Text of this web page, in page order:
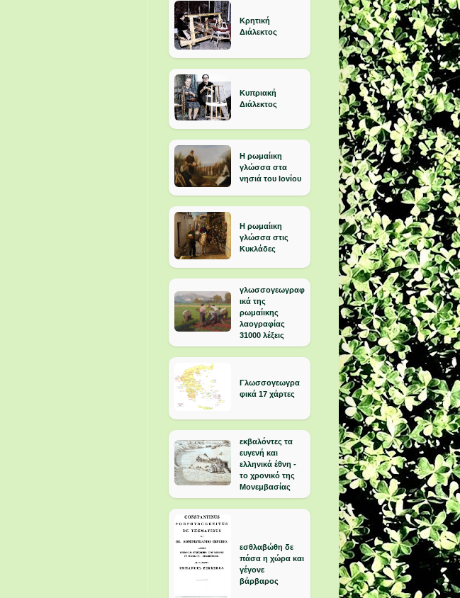
Κρητική
Διάλεκτος
Κυπριακή
Διάλεκτος
Η ρωμαίικη
γλώσσα στα
νησιά του Ιονίου
Η ρωμαίικη
γλώσσα στις
Κυκλάδες
γλωσσογεωγραφ
ικά της
ρωμαίικης
λαογραφίας
31000 λέξεις
Γλωσσογεωγρα
φικά 17 χάρτες
εκβαλόντες τα
ευγενή και
ελληνικά έθνη -
το χρονικό της
Μονεμβασίας
εσθλαβώθη δε
πάσα η χώρα και
γέγονε
βάρβαρος